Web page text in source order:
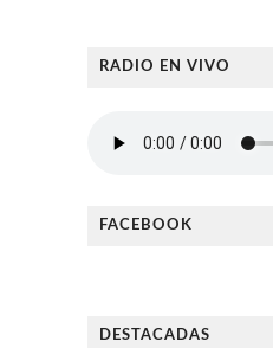
RADIO EN VIVO
FACEBOOK
DESTACADAS